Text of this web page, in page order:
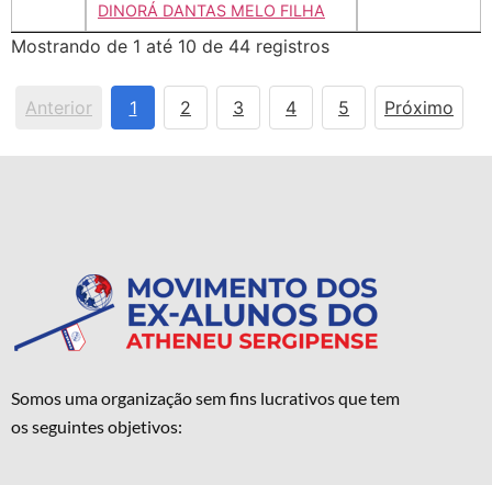
DINORÁ DANTAS MELO FILHA
Mostrando de 1 até 10 de 44 registros
Anterior 1 2 3 4 5 Próximo
Somos uma organização sem fins lucrativos que tem
os seguintes objetivos: